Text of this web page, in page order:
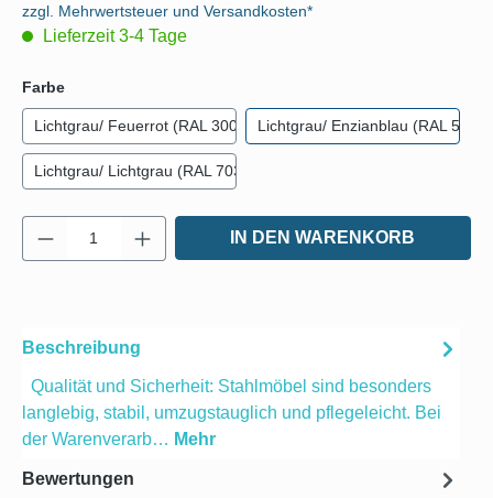
zzgl. Mehrwertsteuer und Versandkosten*
Lieferzeit 3-4 Tage
Farbeauswählen
Lichtgrau/ Feuerrot (RAL 3000) Lichtgrau/ Enzianblau (RAL 5010)
Lichtgrau/ Lichtgrau (RAL 7035)
Produkt Anzahl: Gib den gewünschten
IN DEN WARENKORB
Beschreibung
Qualität und Sicherheit: Stahlmöbel sind besonders
langlebig, stabil, umzugstauglich und pflegeleicht. Bei
der Warenverarb… Mehr
Bewertungen